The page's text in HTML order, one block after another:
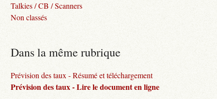
Talkies / CB / Scanners
Non classés
Dans la même rubrique
Prévision des taux - Résumé et téléchargement
Prévision des taux - Lire le document en ligne